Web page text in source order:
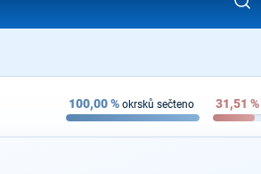
100,00% okrsků sečteno 31,51 %